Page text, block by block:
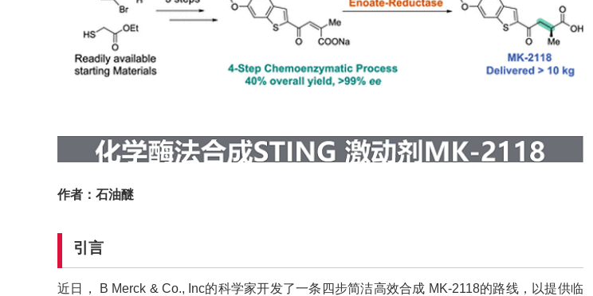
作者：石油醚
引言
近日， B Merck & Co., Inc的科学家开发了一条四步简洁高效合成 MK-2118的路线，以提供临